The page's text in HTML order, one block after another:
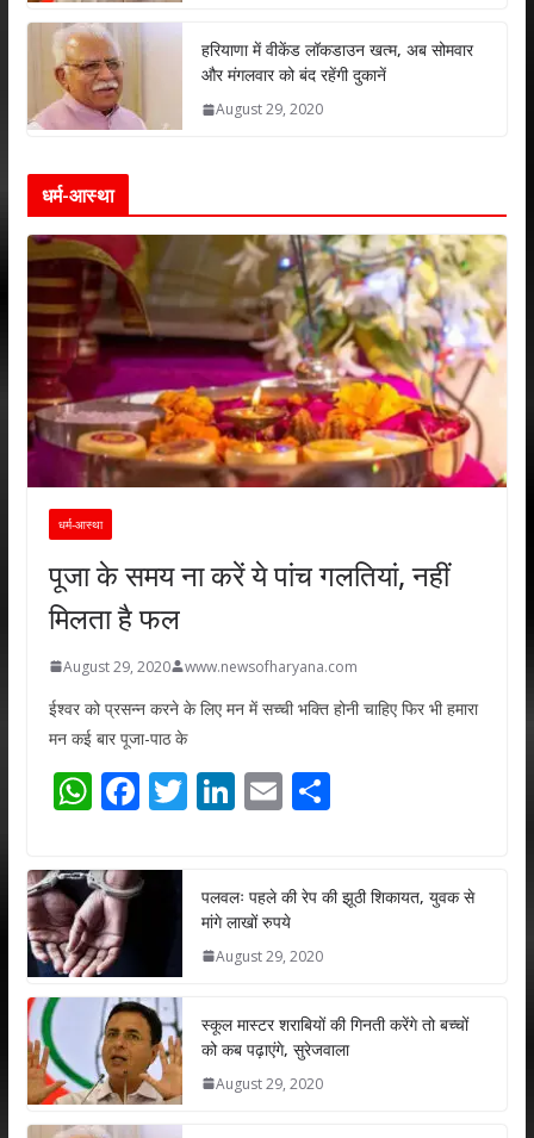
हरियाणा में वीकेंड लॉकडाउन खत्म, अब सोमवार
और मंगलवार को बंद रहेंगी दुकानें
August 29, 2020
धर्म-आस्था
धर्म-आस्था
पूजा के समय ना करें ये पांच गलतियां, नहीं
मिलता है फल
August 29, 2020 www.newsofharyana.com
ईश्वर को प्रसन्न करने के लिए मन में सच्ची भक्ति होनी चाहिए फिर भी हमारा
मन कई बार पूजा-पाठ के
W
at
s
A
p
p
F
e
b
o
k
T
er
Li
e
dI
n
E
l
S
e
पलवलः पहले की रेप की झूठी शिकायत, युवक से
मांगे लाखों रुपये
August 29, 2020
स्कूल मास्टर शराबियों की गिनती करेंगे तो बच्चों
को कब पढ़ाएंगे, सुरेजवाला
August 29, 2020